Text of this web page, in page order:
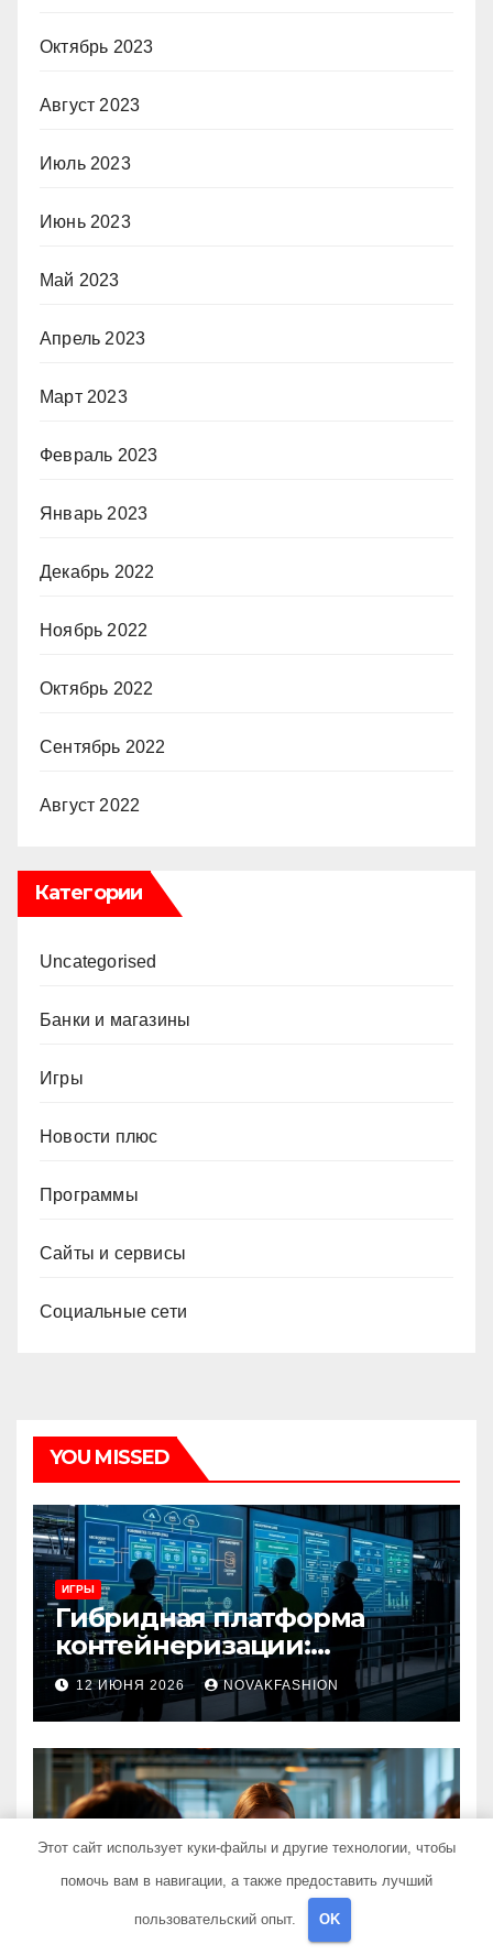
Октябрь 2023
Август 2023
Июль 2023
Июнь 2023
Май 2023
Апрель 2023
Март 2023
Февраль 2023
Январь 2023
Декабрь 2022
Ноябрь 2022
Октябрь 2022
Сентябрь 2022
Август 2022
Категории
Uncategorised
Банки и магазины
Игры
Новости плюс
Программы
Сайты и сервисы
Социальные сети
YOU MISSED
ИГРЫ
Гибридная платформа
контейнеризации:
архитектура, особенности
и сценарии использования
12 ИЮНЯ 2026 NOVAKFASHION
Оценка показателей
эффективности рекламы
при атрибуции
множественных точек
14 МАЯ 2026 NOVAKFASHION
Этот сайт использует куки-файлы и другие технологии, чтобы
помочь вам в навигации, а также предоставить лучший
пользовательский опыт. OK